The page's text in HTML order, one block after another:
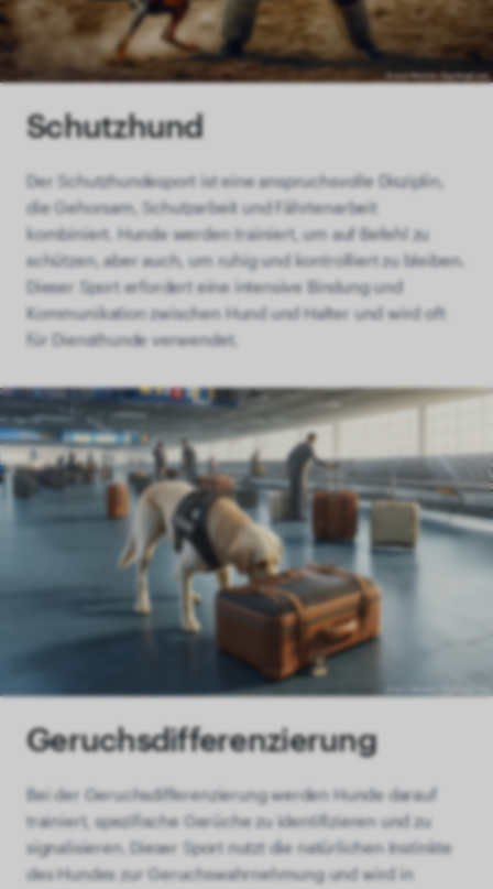
Schutzhund
Der Schutzhundesport ist eine anspruchsvolle Disziplin,
die Gehorsam, Schutzarbeit und Fährtenarbeit
kombiniert. Hunde werden trainiert, um auf Befehl zu
schützen, aber auch, um ruhig und kontrolliert zu bleiben.
Dieser Sport erfordert eine intensive Bindung und
Kommunikation zwischen Hund und Halter und wird oft
für Diensthunde verwendet.
Geruchsdifferenzierung
Bei der Geruchsdifferenzierung werden Hunde darauf
trainiert, spezifische Gerüche zu identifizieren und zu
signalisieren. Dieser Sport nutzt die natürlichen Instinkte
des Hundes zur Geruchswahrnehmung und wird in